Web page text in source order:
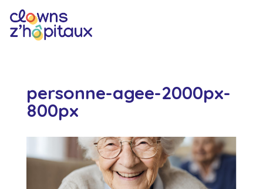
personne-agee-2000px-
800px